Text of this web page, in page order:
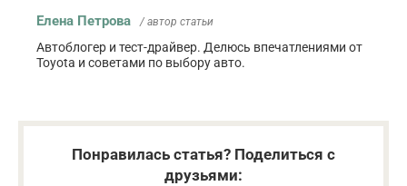
Елена Петрова / автор статьи
Автоблогер и тест-драйвер. Делюсь впечатлениями от
Toyota и советами по выбору авто.
Понравилась статья? Поделиться с
друзьями: